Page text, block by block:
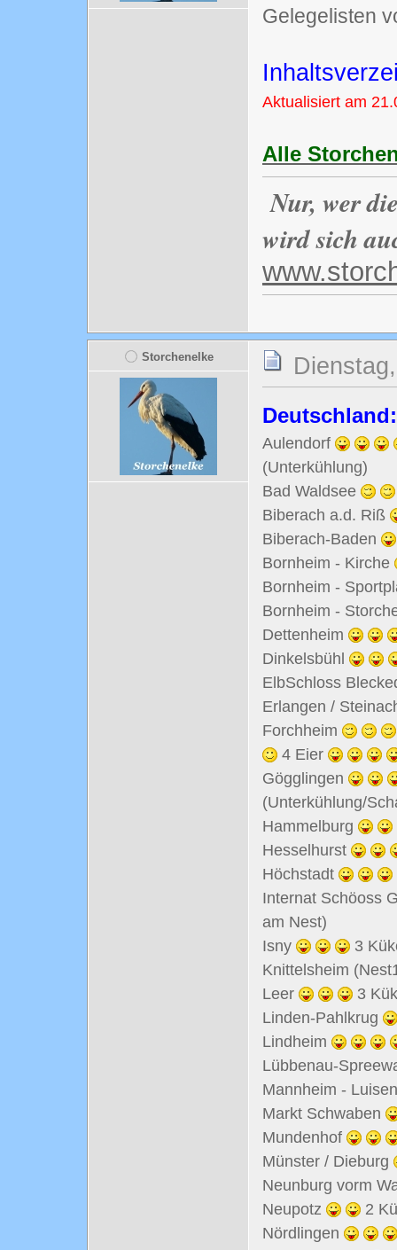
Gelegelisten
Aktualisiert am
Alle
Nur, wer
wird sich
Storchenelke
Deutschland:
Aulendorf
(Unterkühlung)
Bad Waldsee
Biberach a.d. Riß
Biberach-Baden
Bornheim - Kirche
Bornheim -
Bornheim -
Dettenheim
Dinkelsbühl
ElbSchloss
Erlangen /
Forchheim
4 Eier
Gögglingen
(Unterkühlung/
Hammelburg
Hesselhurst
Höchstadt
Internat Schöoss
am Nest)
Isny
3
Knittelsheim
Leer
3
Linden-Pahlkrug
Lindheim
Lübbenau-
Mannheim -
Markt Schwaben
Mundenhof
Münster / Dieburg
Neunburg vorm
Neupotz
2
Nördlingen